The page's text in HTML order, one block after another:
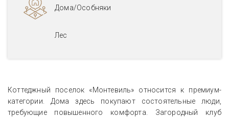
Дома/Особняки
Лес
Коттеджный поселок «Монтевиль» относится к премиум-
категории. Дома здесь покупают состоятельные люди,
требующие повышенного комфорта. Загородный клуб